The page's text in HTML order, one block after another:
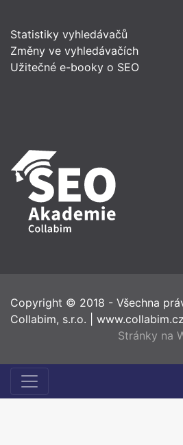
Statistiky vyhledávačů
Změny ve vyhledávačích
Užitečné e-booky o SEO
Copyright © 2018 - Všechna
Collabim, s.r.o.
www.collabim.cz
Stránky na